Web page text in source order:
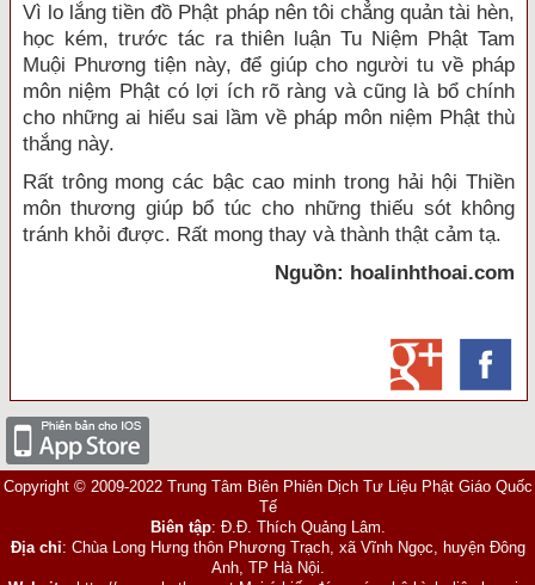
Vì lo lắng tiền đồ Phật pháp nên tôi chẳng quản tài hèn,
học kém, trước tác ra thiên luận Tu Niệm Phật Tam
Muội Phương tiện này, để giúp cho người tu về pháp
môn niệm Phật có lợi ích rõ ràng và cũng là bổ chính
cho những ai hiểu sai lầm về pháp môn niệm Phật thù
thắng này.
Rất trông mong các bậc cao minh trong hải hội Thiền
môn thương giúp bổ túc cho những thiếu sót không
tránh khỏi được. Rất mong thay và thành thật cảm tạ.
Nguồn: hoalinhthoai.com
Copyright © 2009-2022 Trung Tâm Biên Phiên Dịch Tư Liệu Phật Giáo Quốc
Tế
Biên tập: Đ.Đ. Thích Quảng Lâm.
Địa chỉ: Chùa Long Hưng thôn Phương Trạch, xã Vĩnh Ngọc, huyện Đông
Anh, TP Hà Nội.